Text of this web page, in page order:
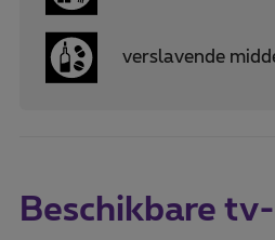
verslavende
Beschikbare